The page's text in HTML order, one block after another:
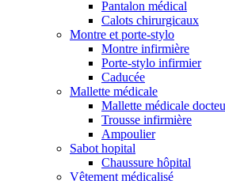
Pantalon médical
Calots chirurgicaux
Montre et porte-stylo
Montre infirmière
Porte-stylo infirmier
Caducée
Mallette médicale
Mallette médicale
Trousse infirmière
Ampoulier
Sabot hopital
Chaussure hôpital
Vêtement médicalisé